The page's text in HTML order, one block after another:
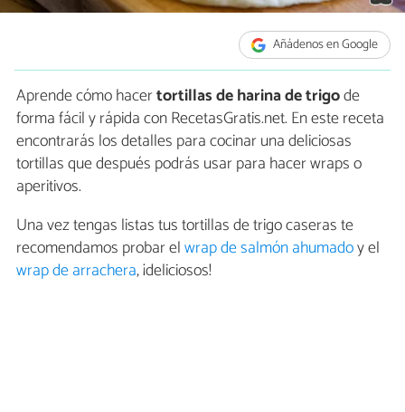
Añádenos en Google
Aprende cómo hacertortillas de harina de trigode
forma fácil y rápida con RecetasGratis.net. En este receta
encontrarás los detalles para cocinar una deliciosas
tortillas que después podrás usar para hacer wraps o
aperitivos.
Una vez tengas listas tus tortillas de trigo caseras te
recomendamos probar elwrap de salmón ahumadoy el
wrap de arrachera, ¡deliciosos!